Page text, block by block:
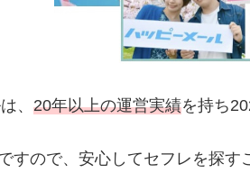
、 20年以上の運営実績を持ち
すので、安心してセフレを探す